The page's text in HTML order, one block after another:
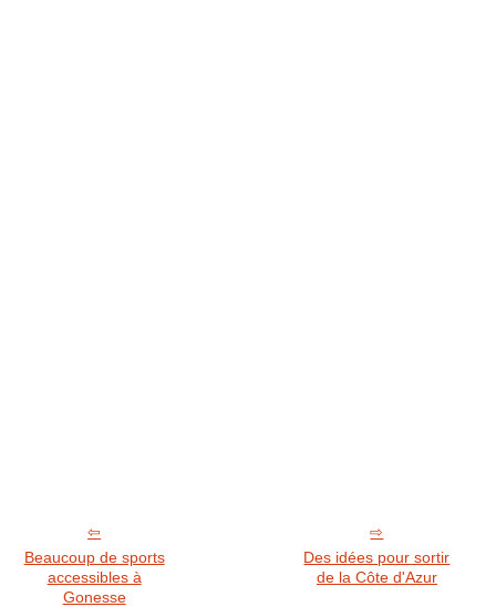
Beaucoup de sports
accessibles à
Gonesse
Des idées pour sortir
de la Côte d'Azur